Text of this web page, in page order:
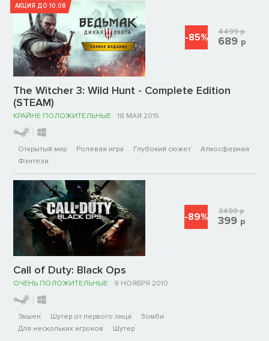
АКЦИЯ ДО 10.08
The Witcher 3: Wild Hunt - Complete Edition
(STEAM)
КРАЙНЕ ПОЛОЖИТЕЛЬНЫЕ 18 МАЯ 2015
Открытый мир Ролевая игра Глубокий сюжет
Атмосферная
Фэнтези
-85% 4499р
689 р
Call of Duty: Black Ops
ОЧЕНЬ ПОЛОЖИТЕЛЬНЫЕ 9 НОЯБРЯ 2010
Экшен Шутер от первого лица
Зомби
Для нескольких игроков
Шутер
-89% 3499р
399 р